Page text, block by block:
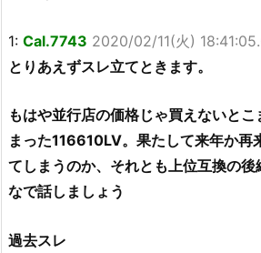
1: Cal.7743 2020/02/11(火)
とりあえずスレ立てときます。
もはや並行店の価格じゃ買えないと
まった116610LV。果たして来年か再
てしまうのか、それとも上位互換の
なで話しましょう
過去スレ